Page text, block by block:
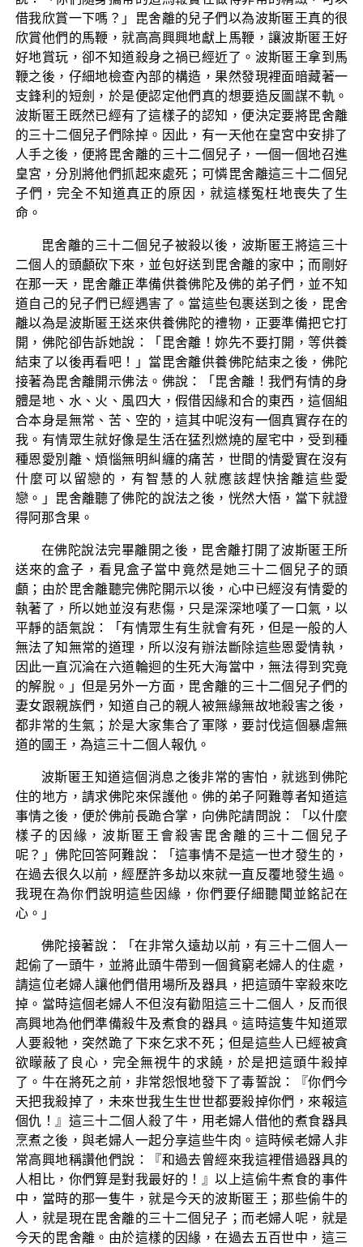
借我欣賞一下嗎？」毘舍離的兒子們以為波斯匿王真的很
欣賞他們的馬鞭，就高高興興地獻上馬鞭，讓波斯匿王好
好地賞玩，卻不知道殺身之禍已經近了。波斯匿王拿到馬
鞭之後，仔細地檢查內部的構造，果然發現裡面暗藏著一
支鋒利的短劍，於是便認定他們真的想要造反圖謀不軌。
波斯匿王既然已經有了這樣子的認知，便決定要將毘舍離
的三十二個兒子們除掉。因此，有一天他在皇宮中安排了
人手之後，便將毘舍離的三十二個兒子，一個一個地召進
皇宮，分別將他們抓起來處死；可憐毘舍離這三十二個兒
子們，完全不知道真正的原因，就這樣冤枉地喪失了生
命。
毘舍離的三十二個兒子被殺以後，波斯匿王將這三十
二個人的頭顱砍下來，並包好送到毘舍離的家中；而剛好
在那一天，毘舍離正準備供養佛陀及佛的弟子們，並不知
道自己的兒子們已經遇害了。當這些包裹送到之後，毘舍
離以為是波斯匿王送來供養佛陀的禮物，正要準備把它打
開，佛陀卻告訴她說：「毘舍離！妳先不要打開，等供養
結束了以後再看吧！」當毘舍離供養佛陀結束之後，佛陀
接著為毘舍離開示佛法。佛說：「毘舍離！我們有情的身
體是地、水、火、風四大，假借因緣和合的東西，這個組
合本身是無常、苦、空的，這其中呢沒有一個真實存在的
我。有情眾生就好像是生活在猛烈燃燒的屋宅中，受到種
種恩愛別離、煩惱無明糾纏的痛苦，世間的情愛實在沒有
什麼可以留戀的，有智慧的人就應該趕快捨離這些愛
戀。」毘舍離聽了佛陀的說法之後，恍然大悟，當下就證
得阿那含果。
在佛陀說法完畢離開之後，毘舍離打開了波斯匿王所
送來的盒子，看見盒子當中竟然是她三十二個兒子的頭
顱；由於毘舍離聽完佛陀開示以後，心中已經沒有情愛的
執著了，所以她並沒有悲傷，只是深深地嘆了一口氣，以
平靜的語氣說：「有情眾生有生就會有死，但是一般的人
無法了知無常的道理，所以沒有辦法斷除這些恩愛情執，
因此一直沉淪在六道輪迴的生死大海當中，無法得到究竟
的解脫。」但是另外一方面，毘舍離的三十二個兒子們的
妻女跟親族們，知道自己的親人被無緣無故地殺害之後，
都非常的生氣；於是大家集合了軍隊，要討伐這個暴虐無
道的國王，為這三十二個人報仇。
波斯匿王知道這個消息之後非常的害怕，就逃到佛陀
住的地方，請求佛陀來保護他。佛的弟子阿難尊者知道這
事情之後，便於佛前長跪合掌，向佛陀請問說：「以什麼
樣子的因緣，波斯匿王會殺害毘舍離的三十二個兒子
呢？」佛陀回答阿難說：「這事情不是這一世才發生的，
在過去很久以前，經歷許多劫以來就一直反覆地發生過。
我現在為你們說明這些因緣，你們要仔細聽聞並銘記在
心。」
佛陀接著說：「在非常久遠劫以前，有三十二個人一
起偷了一頭牛，並將此頭牛帶到一個貧窮老婦人的住處，
請這位老婦人讓他們借用場所及器具，把這頭牛宰殺來吃
掉。當時這個老婦人不但沒有勸阻這三十二個人，反而很
高興地為他們準備殺牛及煮食的器具。這時這隻牛知道眾
人要殺牠，突然跪了下來乞求不死；但是這些人已經被貪
欲矇蔽了良心，完全無視牛的求饒，於是把這頭牛殺掉
了。牛在將死之前，非常怨恨地發下了毒誓說：『你們今
天把我殺掉了，未來世我生生世世都要殺掉你們，來報這
個仇！』這三十二個人殺了牛，用老婦人借他的煮食器具
烹煮之後，與老婦人一起分享這些牛肉。這時候老婦人非
常高興地稱讚他們說：『和過去曾經來我這裡借過器具的
人相比，你們算是對我最好的！』以上這偷牛煮食的事件
中，當時的那一隻牛，就是今天的波斯匿王；那些偷牛的
人，就是現在毘舍離的三十二個兒子；而老婦人呢，就是
今天的毘舍離。由於這樣的因緣，在過去五百世中，這三